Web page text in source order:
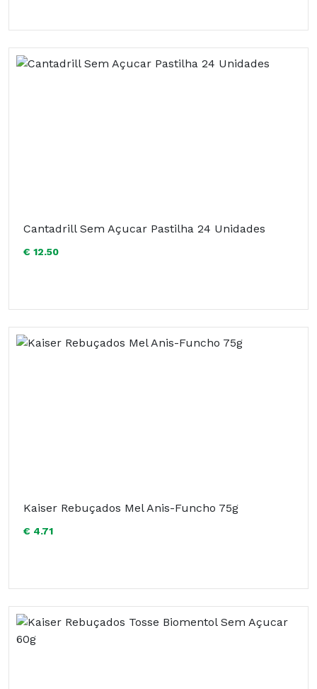
Cantadrill Sem Açucar Pastilha 24 Unidades
€ 12.50
Kaiser Rebuçados Mel Anis-Funcho 75g
€ 4.71